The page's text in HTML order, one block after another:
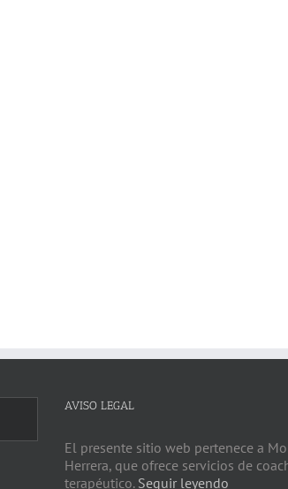
AVISO LEGAL
El presente sitio web pertenece a
Herrera, que ofrece servicios de
terapéutico. Seguir leyendo